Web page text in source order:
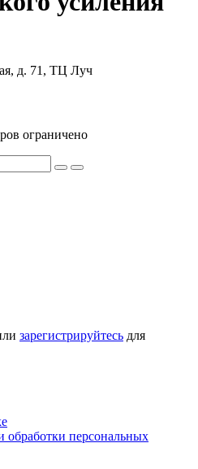
д. 71, ТЦ Луч
ограничено
зарегистрируйтесь для
персональных